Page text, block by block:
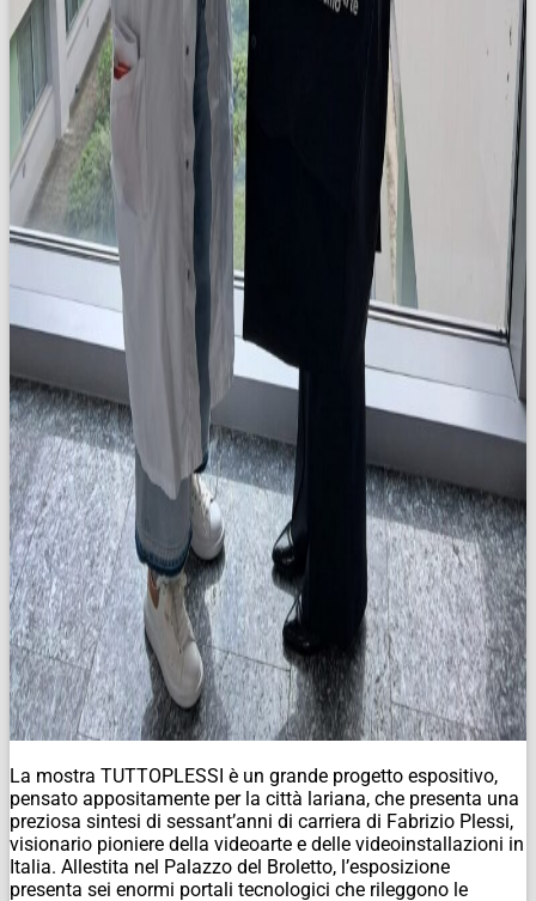
La mostra TUTTOPLESSI è un grande progetto espositivo,
pensato appositamente per la città lariana, che presenta una
preziosa sintesi di sessant’anni di carriera di Fabrizio Plessi,
visionario pioniere della videoarte e delle videoinstallazioni in
Italia. Allestita nel Palazzo del Broletto, l’esposizione
presenta sei enormi portali tecnologici che rileggono le